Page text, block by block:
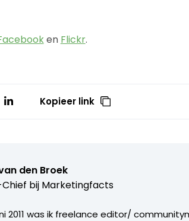
en Flickr.
Kopieer link
den Broek
bij Marketingfacts
2011 was ik freelance editor/